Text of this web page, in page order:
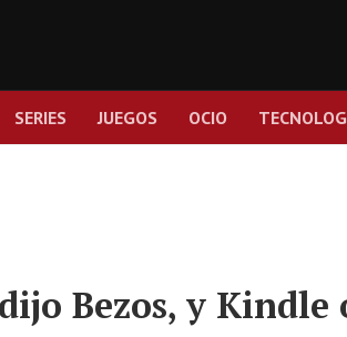
SERIES JUEGOS OCIO
Bezos, y Kindle